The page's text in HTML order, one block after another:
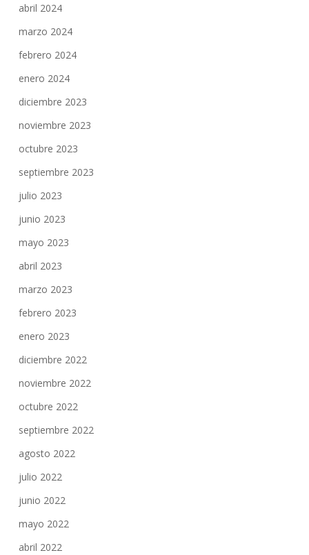
abril 2024
marzo 2024
febrero 2024
enero 2024
diciembre 2023
noviembre 2023
octubre 2023
septiembre 2023
julio 2023
junio 2023
mayo 2023
abril 2023
marzo 2023
febrero 2023
enero 2023
diciembre 2022
noviembre 2022
octubre 2022
septiembre 2022
agosto 2022
julio 2022
junio 2022
mayo 2022
abril 2022